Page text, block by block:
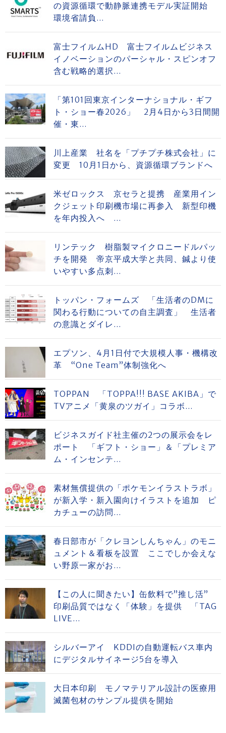
の資源循環で動静脈連携モデル実証開始
環境省請負...
富士フイルムHD 富士フイルムビジネス
イノベーションのパーシャル・スピンオフ
含む戦略的選択...
「第101回東京インターナショナル・ギフ
ト・ショー春2026」 2月4日から3日間開
催・東...
川上産業 社名を「プチプチ株式会社」に
変更 10月1日から、資源循環ブランドへ
米ゼロックス 京セラと提携 産業用イン
クジェット印刷機市場に再参入 新型印機
を年内投入へ ...
リンテック 樹脂製マイクロニードルパッ
チを開発 帝京平成大学と共同、鍼より使
いやすい多点刺...
トッパン・フォームズ 「生活者のDMに
関わる行動についての自主調査」 生活者
の意識とダイレ...
エプソン、4月1日付で大規模人事・機構改
革 “One Team”体制強化へ
TOPPAN 「TOPPA!!! BASE AKIBA」で
TVアニメ「黄泉のツガイ」コラボ...
ビジネスガイド社主催の2つの展示会をレ
ポート 「ギフト・ショー」＆「プレミア
ム・インセンテ...
素材無償提供の「ポケモンイラストラボ」
が新入学・新入園向けイラストを追加 ピ
カチューの訪問...
春日部市が「クレヨンしんちゃん」のモニ
ュメント＆看板を設置 ここでしか会えな
い野原一家がお...
【この人に聞きたい】缶飲料で”推し活”
印刷品質ではなく「体験」を提供 「TAG
LIVE...
シルバーアイ KDDIの自動運転バス車内
にデジタルサイネージ5台を導入
大日本印刷 モノマテリアル設計の医療用
滅菌包材のサンプル提供を開始